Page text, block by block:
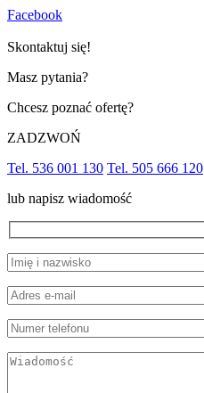
Facebook
Skontaktuj się!
Masz pytania?
Chcesz poznać ofertę?
ZADZWOŃ
Tel. 536 001 130 Tel. 505 666 120
lub napisz wiadomość